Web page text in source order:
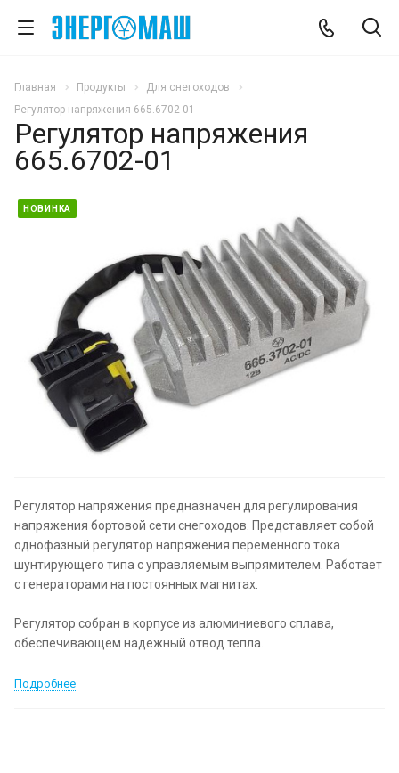
Главная Продукты
Для снегоходов
Регулятор напряжения 665.6702-01
Регулятор напряжения
665.6702-01
НОВИНКА
Регулятор напряжения предназначен для регулирования
напряжения бортовой сети снегоходов. Представляет собой
однофазный регулятор напряжения переменного тока
шунтирующего типа с управляемым выпрямителем. Работает
с генераторами на постоянных магнитах.
Регулятор собран в корпусе из алюминиевого сплава,
обеспечивающем надежный отвод тепла.
Подробнее